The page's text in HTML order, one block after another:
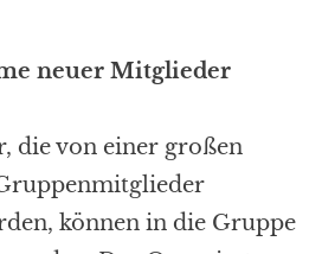
neuer Mitglieder
die von einer großen
können in die Gruppe